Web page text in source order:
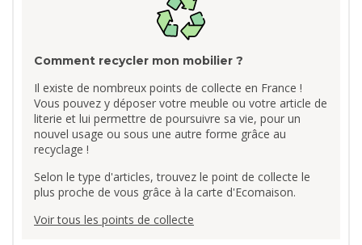
Comment recycler mon mobilier ?
Il existe de nombreux points de collecte en France !
Vous pouvez y déposer votre meuble ou votre article de
literie et lui permettre de poursuivre sa vie, pour un
nouvel usage ou sous une autre forme grâce au
recyclage !
Selon le type d'articles, trouvez le point de collecte le
plus proche de vous grâce à la carte d'Ecomaison.
Voir tous les points de collecte